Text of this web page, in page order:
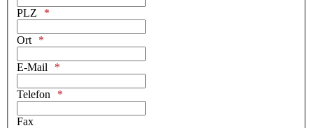
PLZ
Ort
E-Mail
Telefon
Fax